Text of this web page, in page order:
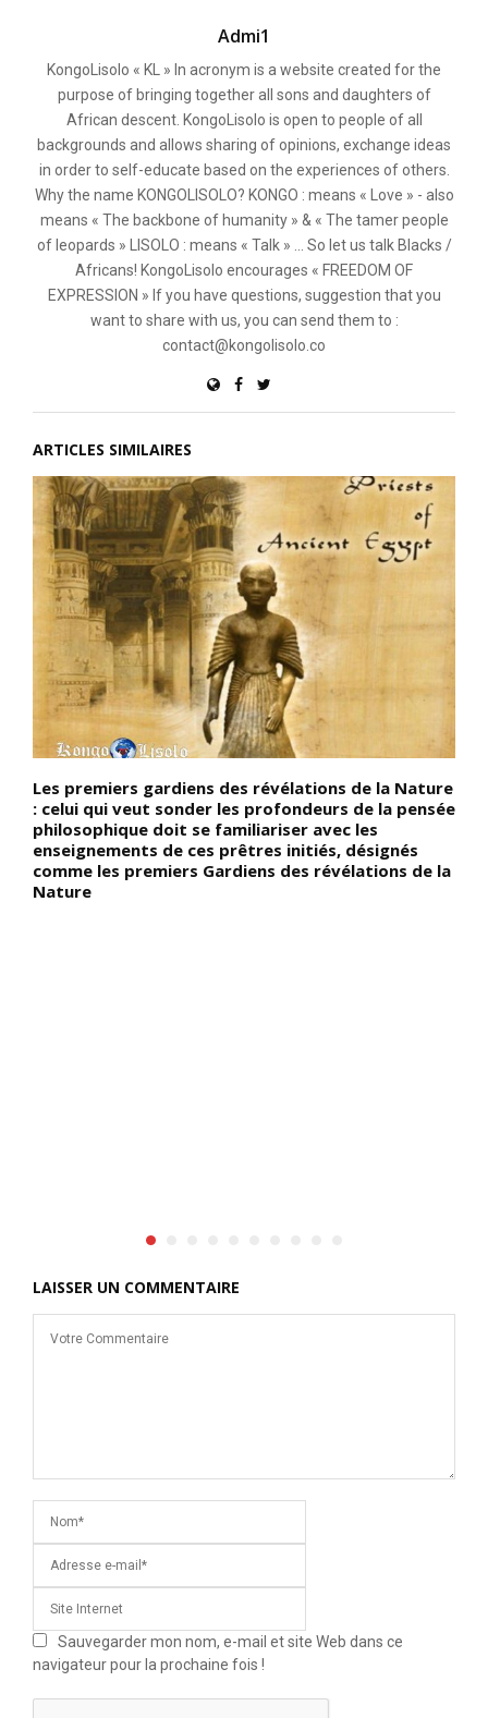
Admi1
KongoLisolo « KL » In acronym is a website created for the
purpose of bringing together all sons and daughters of
African descent. KongoLisolo is open to people of all
backgrounds and allows sharing of opinions, exchange ideas
in order to self-educate based on the experiences of others.
Why the name KONGOLISOLO? KONGO : means « Love » - also
means « The backbone of humanity » & « The tamer people
of leopards » LISOLO : means « Talk » ... So let us talk Blacks /
Africans! KongoLisolo encourages « FREEDOM OF
EXPRESSION » If you have questions, suggestion that you
want to share with us, you can send them to :
contact@kongolisolo.co
ARTICLES SIMILAIRES
Les premiers gardiens des révélations de la Nature
: celui qui veut sonder les profondeurs de la pensée
philosophique doit se familiariser avec les
enseignements de ces prêtres initiés, désignés
comme les premiers Gardiens des révélations de la
Nature
LAISSER UN COMMENTAIRE
Sauvegarder mon nom, e-mail et site Web dans ce
navigateur pour la prochaine fois !